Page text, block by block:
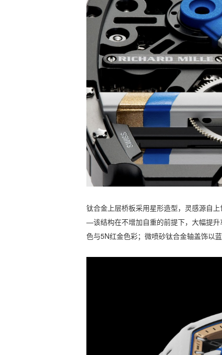
钛合金上层桥板采用星形造型，灵感源自
—该结构在不增加自重的前提下，大幅提
色与5N红金色彩；微喷砂钛合金轴盖饰以